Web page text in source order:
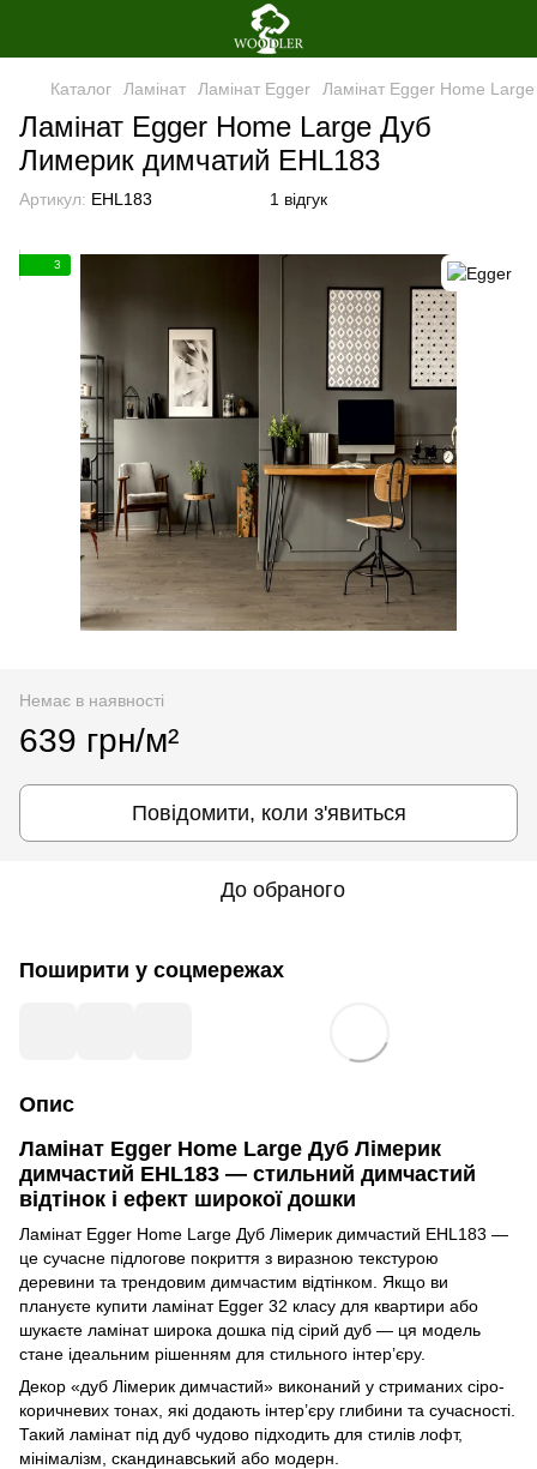
Каталог Ламінат Ламінат Egger Ламінат Egger Home
Ламінат Egger Home Large Дуб
Лимерик димчатий EHL183
Артикул: EHL183 1 відгук
3
Немає в наявності
639 грн/м²
Повідомити, коли з'явиться
До обраного
Поширити у соцмережах
Опис
Ламінат Egger Home Large Дуб Лімерик
димчастий EHL183 — стильний димчастий
відтінок і ефект широкої дошки
Ламінат Egger Home Large Дуб Лімерик димчастий EHL183 —
це сучасне підлогове покриття з виразною текстурою
деревини та трендовим димчастим відтінком. Якщо ви
плануєте купити ламінат Egger 32 класу для квартири або
шукаєте ламінат широка дошка під сірий дуб — ця модель
стане ідеальним рішенням для стильного інтер’єру.
Декор «дуб Лімерик димчастий» виконаний у стриманих сіро-
коричневих тонах, які додають інтер’єру глибини та сучасності.
Такий ламінат під дуб чудово підходить для стилів лофт,
мінімалізм, скандинавський або модерн.